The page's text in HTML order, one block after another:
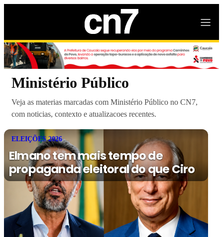
Ministério Público
Veja as materias marcadas com Ministério Público no CN7,
com noticias, contexto e atualizacoes recentes.
ELEIÇÕES 2026
Elmano tem mais tempo de
propaganda eleitoral do que Ciro